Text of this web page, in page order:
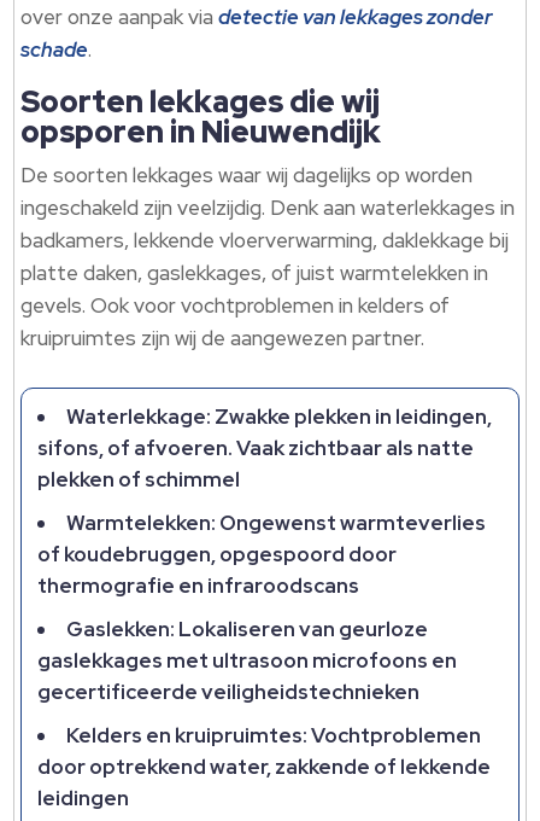
over onze aanpak viadetectie van lekkages zonder
schade.​
Soorten lekkages die wij
opsporen in Nieuwendijk
De soorten lekkages waar wij dagelijks op worden
ingeschakeld zijn veelzijdig.​ Denk aan waterlekkages in
badkamers, lekkende vloerverwarming, daklekkage bij
platte daken, gaslekkages, of juist warmtelekken in
gevels.​ Ook voor vochtproblemen in kelders of
kruipruimtes zijn wij de aangewezen partner.​
Waterlekkage: Zwakke plekken in leidingen,
sifons, of afvoeren.​ Vaak zichtbaar als natte
plekken of schimmel
Warmtelekken: Ongewenst warmteverlies
of koudebruggen, opgespoord door
thermografie en infraroodscans
Gaslekken: Lokaliseren van geurloze
gaslekkages met ultrasoon microfoons en
gecertificeerde veiligheidstechnieken
Kelders en kruipruimtes: Vochtproblemen
door optrekkend water, zakkende of lekkende
leidingen